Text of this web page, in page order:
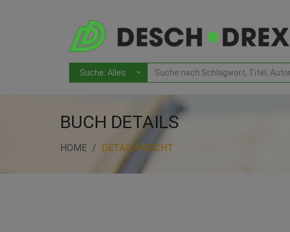
BUCH DETAILS
HOME DETAILANSICHT